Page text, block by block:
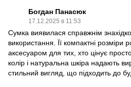
Богдан Панасюк
17.12.2025 в 11:53
Сумка виявилася справжнім
використання. Її компактні розміри
аксесуаром для тих, хто цінує
колір і натуральна шкіра надають
стильний вигляд, що підходить до